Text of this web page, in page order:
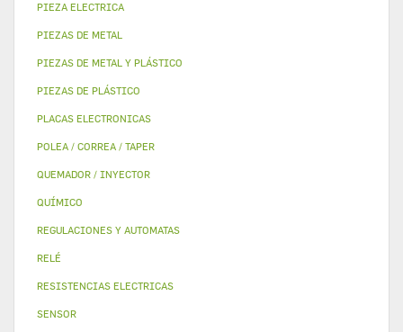
PIEZA ELECTRICA
PIEZAS DE METAL
PIEZAS DE METAL Y PLÁSTICO
PIEZAS DE PLÁSTICO
PLACAS ELECTRONICAS
POLEA / CORREA / TAPER
QUEMADOR / INYECTOR
QUÍMICO
REGULACIONES Y AUTOMATAS
RELÉ
RESISTENCIAS ELECTRICAS
SENSOR